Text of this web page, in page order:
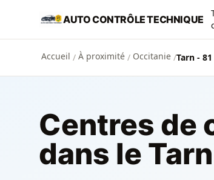
Aller au contenu principal
AUTO CONTRÔLE TECHNIQUE
Accueil / À proximité / Occitanie /Tarn - 81
Centres de
dans le Tarn